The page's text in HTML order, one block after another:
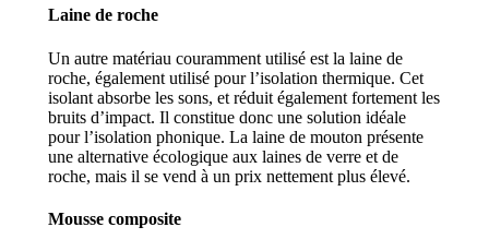
Laine de roche
Un autre matériau couramment utilisé est la laine de
roche, également utilisé pour l’isolation thermique. Cet
isolant absorbe les sons, et réduit également fortement les
bruits d’impact. Il constitue donc une solution idéale
pour l’isolation phonique. La laine de mouton présente
une alternative écologique aux laines de verre et de
roche, mais il se vend à un prix nettement plus élevé.
Mousse composite